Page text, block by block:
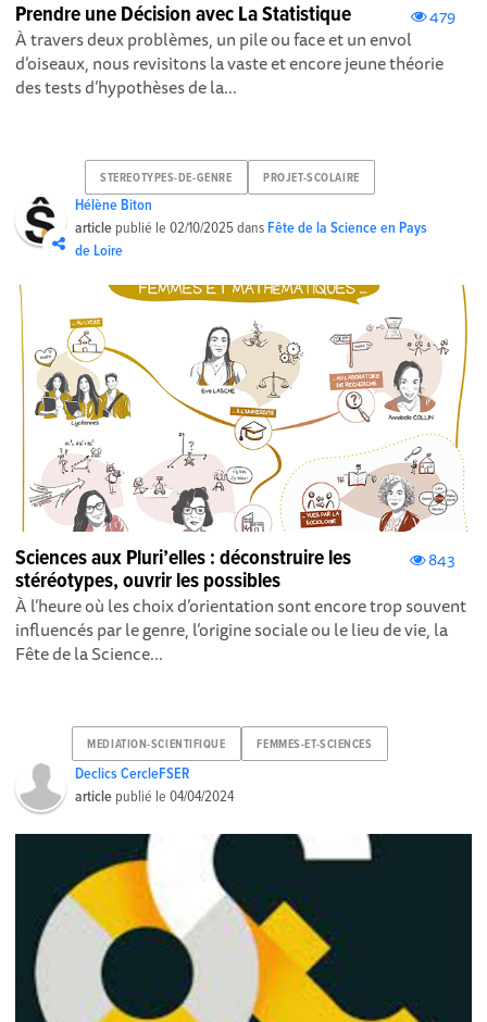
479
Prendre une Décision avec La Statistique
À travers deux problèmes, un pile ou face et un envol
d’oiseaux, nous revisitons la vaste et encore jeune théorie
des tests d’hypothèses de la...
STEREOTYPES-DE-GENRE PROJET-SCOLAIRE
Hélène Biton
article publié le02/10/2025dansFête de la Science en Pays
de Loire
843
Sciences aux Pluri’elles : déconstruire les
stéréotypes, ouvrir les possibles
À l’heure où les choix d’orientation sont encore trop souvent
influencés par le genre, l’origine sociale ou le lieu de vie, la
Fête de la Science...
MEDIATION-SCIENTIFIQUE FEMMES-ET-SCIENCES
Declics CercleFSER
article publié le04/04/2024